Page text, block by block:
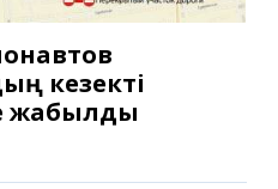
кезекті
жабылды